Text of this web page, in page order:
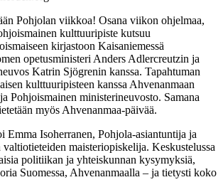
Pohjolan viikkoa! Osana viikon ohjelmaa,
kulttuuripiste kutsuu
kirjastoon Kaisaniemessä
opetusministeri Anders Adlercreutzin ja
Katrin Sjögrenin kanssa. Tapahtuman
kulttuuripisteen kanssa Ahvenanmaan
Pohjoismainen ministerineuvosto. Samana
myös Ahvenanmaa-päivää.
Emma Isoherranen, Pohjola-asiantuntija ja
maisteriopiskelija. Keskustelussa
politiikan ja yhteiskunnan kysymyksiä,
Suomessa, Ahvenanmaalla – ja tietysti koko